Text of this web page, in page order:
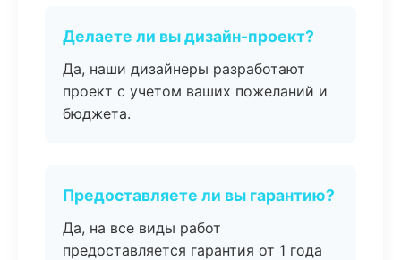
Делаете ли вы дизайн-проект?
Да, наши дизайнеры разработают
проект с учетом ваших пожеланий и
бюджета.
Предоставляете ли вы гарантию?
Да, на все виды работ
предоставляется гарантия от 1 года